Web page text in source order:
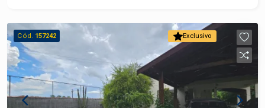
Garagem: 4 vagas no total 2 vagas cobertas 2
vagas descobertas Diferenciais: Ambientes bem
distribuídos Excelente espaço interno e externo
Ideal para famílias que valorizam conforto e
praticidade Aceita financiamento. Estuda permuta
por casa térrea de menor valor nos bairros Vila
Exclusivo
Cód. 157242